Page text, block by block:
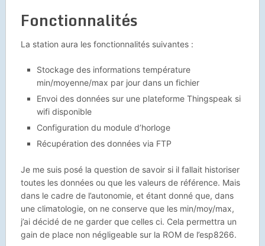
Fonctionnalités
La station aura les fonctionnalités suivantes :
Stockage des informations température
min/moyenne/max par jour dans un fichier
Envoi des données sur une plateforme Thingspeak si
wifi disponible
Configuration du module d’horloge
Récupération des données via FTP
Je me suis posé la question de savoir si il fallait historiser
toutes les données ou que les valeurs de référence. Mais
dans le cadre de l’autonomie, et étant donné que, dans
une climatologie, on ne conserve que les min/moy/max,
j’ai décidé de ne garder que celles ci. Cela permettra un
gain de place non négligeable sur la ROM de l’esp8266.